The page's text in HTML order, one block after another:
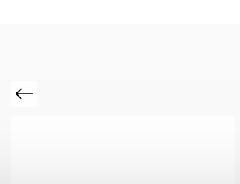
Previous